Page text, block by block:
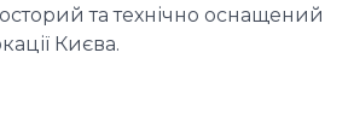
та технічно оснащений
Києва.